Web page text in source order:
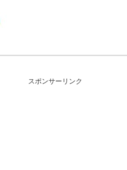
スポンサーリンク